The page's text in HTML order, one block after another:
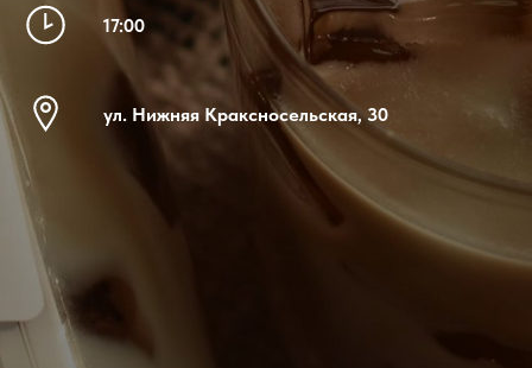
17:00
ул. Нижняя Краксносельская, 30